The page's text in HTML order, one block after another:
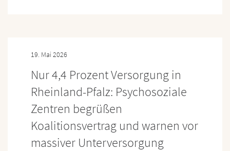
19. Mai 2026
Nur 4,4 Prozent Versorgung in
Rheinland-Pfalz: Psychosoziale
Zentren begrüßen
Koalitionsvertrag und warnen vor
massiver Unterversorgung